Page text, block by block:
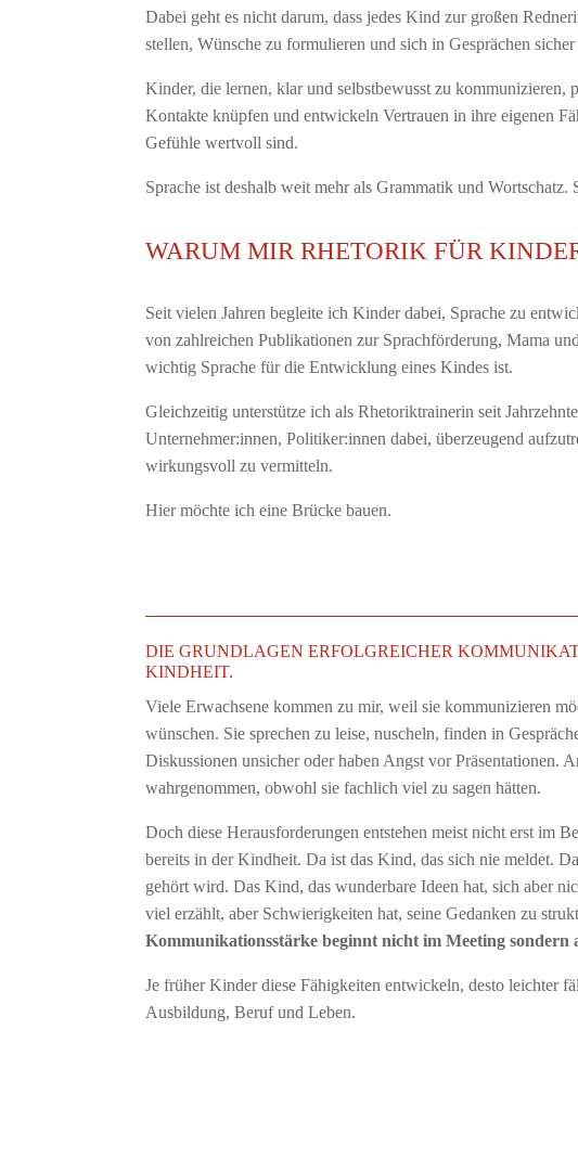
Dabei geht es nicht darum, dass jedes Kind zur großen
stellen, Wünsche zu formulieren und sich in Gesprächen
Kinder, die lernen, klar und selbstbewusst zu
Kontakte knüpfen und entwickeln Vertrauen in ihre eigenen
Gefühle wertvoll sind.
Sprache ist deshalb weit mehr als Grammatik und
WARUM MIR RHETORIK FÜR
Seit vielen Jahren begleite ich Kinder dabei, Sprache zu
von zahlreichen Publikationen zur Sprachförderung, Mama
wichtig Sprache für die Entwicklung eines Kindes ist.
Gleichzeitig unterstütze ich als Rhetoriktrainerin seit
Unternehmer:innen, Politiker:innen dabei, überzeugend
wirkungsvoll zu vermitteln.
Hier möchte ich eine Brücke bauen.
DIE GRUNDLAGEN ERFOLGREICHER
KINDHEIT.
Viele Erwachsene kommen zu mir, weil sie kommunizieren
wünschen. Sie sprechen zu leise, nuscheln, finden in
Diskussionen unsicher oder haben Angst vor Präsentationen.
wahrgenommen, obwohl sie fachlich viel zu sagen hätten.
Doch diese Herausforderungen entstehen meist nicht erst im
bereits in der Kindheit. Da ist das Kind, das sich nie meldet.
gehört wird. Das Kind, das wunderbare Ideen hat, sich aber
viel erzählt, aber Schwierigkeiten hat, seine Gedanken zu
Kommunikationsstärke beginnt nicht im Meeting sondern
Je früher Kinder diese Fähigkeiten entwickeln, desto leichter
Ausbildung, Beruf und Leben.